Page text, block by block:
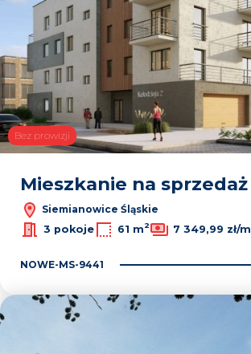
Bez prowizji
Mieszkanie na sprzedaż
Siemianowice Śląskie
3 pokoje
61 m2 7 349,99 zł/m
NOWE-MS-9441